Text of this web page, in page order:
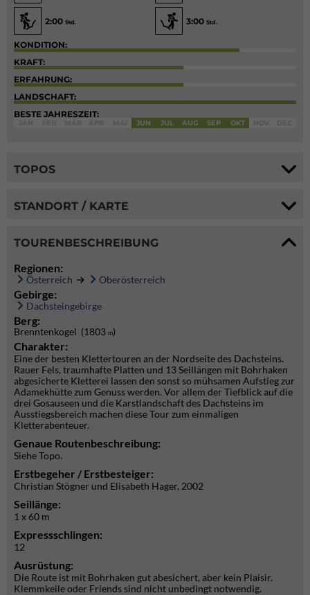
2:00 Std. 3:00 Std.
KONDITION:
KRAFT:
ERFAHRUNG:
LANDSCHAFT:
BESTE JAHRESZEIT:
JUN JUL AUG SEP OKT
TOPOS
STANDORT / KARTE
TOURENBESCHREIBUNG
Regionen:
Österreich Oberösterreich
Gebirge:
Dachsteingebirge
Berg:
Brenntenkogel (1803 m)
Charakter:
Eine der besten Klettertouren an der Nordseite des Dachsteins.
Rauer Fels, traumhafte Platten und 13 Seillängen mit Bohrhaken
abgesicherte Kletterei lassen den sonst so mühsamen Aufstieg zur
Adamekhütte zum Genuss werden. Vor allem der Tiefblick auf die
drei Gosauseen und die Karstlandschaft des Dachsteins im
Ausstiegsbereich machen diese Tour zum einmaligen
Kletterabenteuer.
Genaue Routenbeschreibung:
Siehe Topo.
Erstbegeher / Erstbesteiger:
Christian Stögner und Elisabeth Hager, 2002
Seillänge:
1 x 60 m
Expressschlingen:
12
Ausrüstung:
Die Route ist mit Bohrhaken gut abesichert, aber kein Plaisir.
Klemmkeile oder Friends sind nicht unbedingt notwendig.